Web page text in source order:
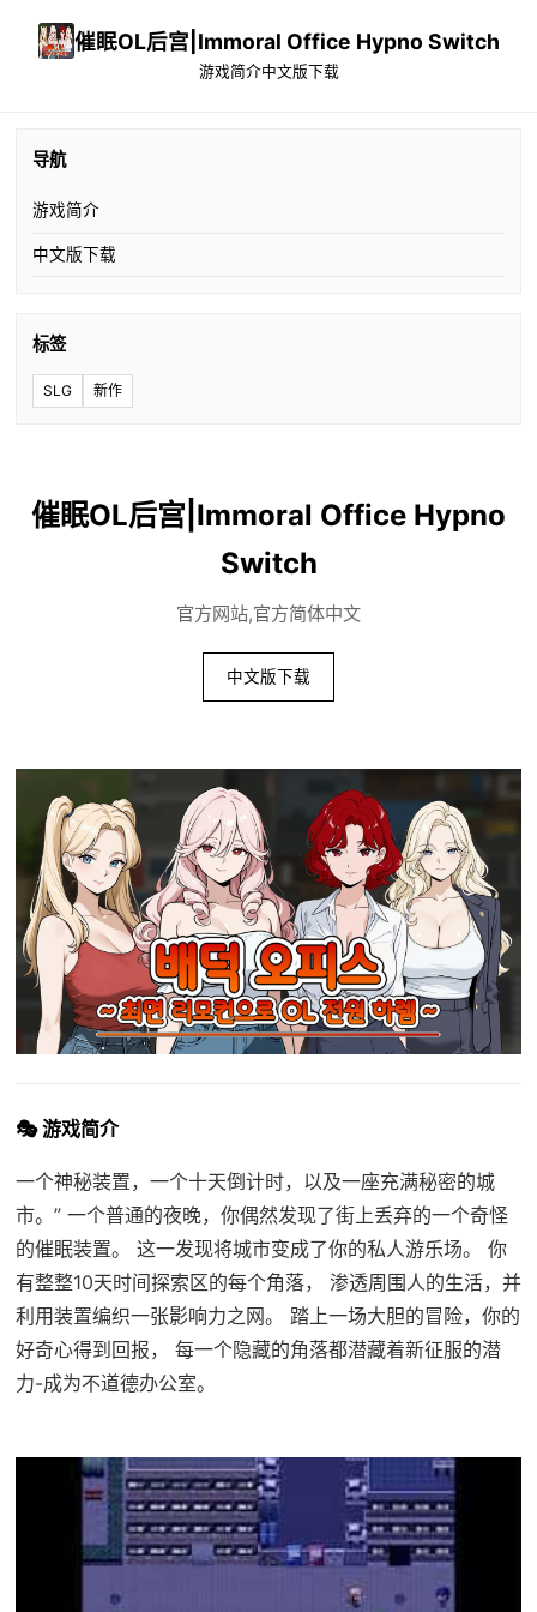
催眠OL后宫|Immoral Office Hypno Switch
游戏简介中文版下载
导航
游戏简介
中文版下载
标签
SLG 新作
催眠OL后宫|Immoral Office Hypno
Switch
官方网站,官方简体中文
中文版下载
🎭 游戏简介
一个神秘装置，一个十天倒计时，以及一座充满秘密的城
市。” 一个普通的夜晚，你偶然发现了街上丢弃的一个奇怪
的催眠装置。 这一发现将城市变成了你的私人游乐场。 你
有整整10天时间探索区的每个角落， 渗透周围人的生活，并
利用装置编织一张影响力之网。 踏上一场大胆的冒险，你的
好奇心得到回报， 每一个隐藏的角落都潜藏着新征服的潜
力-成为不道德办公室。